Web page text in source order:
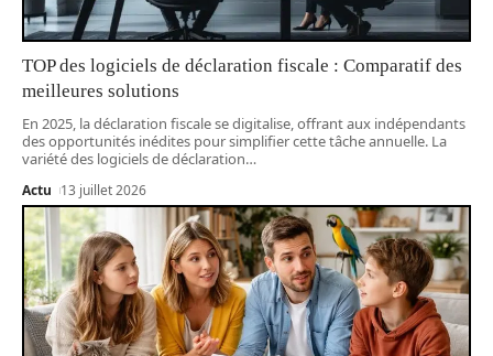
TOP des logiciels de déclaration fiscale : Comparatif des
meilleures solutions
En 2025, la déclaration fiscale se digitalise, offrant aux indépendants
des opportunités inédites pour simplifier cette tâche annuelle. La
variété des logiciels de déclaration…
Actu 13 juillet 2026